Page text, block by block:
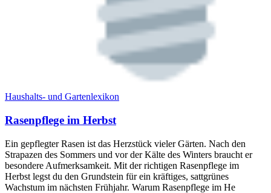
Haushalts- und Gartenlexikon
Rasenpflege im Herbst
Ein gepflegter Rasen ist das Herzstück vieler Gärten. Nach den
Strapazen des Sommers und vor der Kälte des Winters braucht er
besondere Aufmerksamkeit. Mit der richtigen Rasenpflege im
Herbst legst du den Grundstein für ein kräftiges, sattgrünes
Wachstum im nächsten Frühjahr. Warum Rasenpflege im He